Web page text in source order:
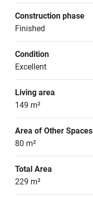
Construction phase
Finished
Condition
Excellent
Living area
149 m²
Area of Other Spaces
80 m²
Total Area
229 m²